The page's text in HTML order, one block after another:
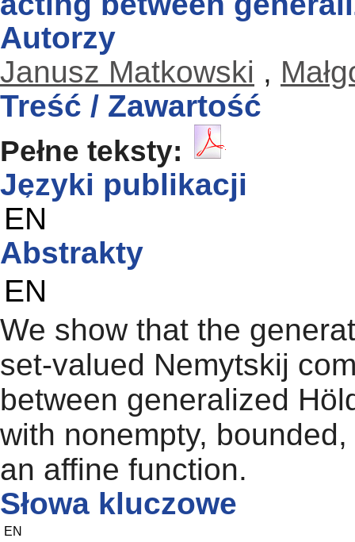
Autorzy
Janusz Matkowski ,
Treść / Zawartość
Pełne teksty:
Języki publikacji
EN
Abstrakty
EN
We show that the
set-valued Nemytskij
between generalized
with nonempty,
an affine function.
Słowa kluczowe
EN